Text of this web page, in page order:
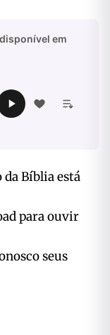
em
Bíblia está
para ouvir
seus